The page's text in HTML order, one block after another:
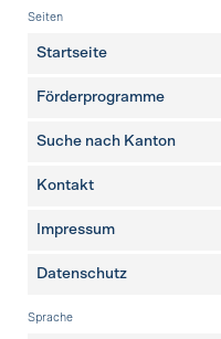
Fusszeile
Seiten
Startseite
Förderprogramme
Suche nach Kanton
weitere Seiten
Kontakt
Impressum
Datenschutz
Sprache